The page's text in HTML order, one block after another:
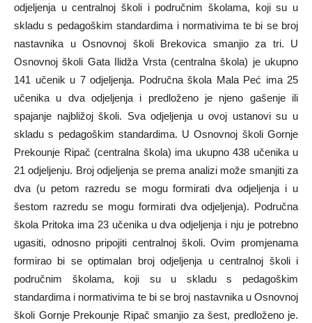
odjeljenja u centralnoj školi i područnim školama, koji su u
skladu s pedagoškim standardima i normativima te bi se broj
nastavnika u Osnovnoj školi Brekovica smanjio za tri. U
Osnovnoj školi Gata Ilidža Vrsta (centralna škola) je ukupno
141 učenik u 7 odjeljenja. Područna škola Mala Peć ima 25
učenika u dva odjeljenja i predloženo je njeno gašenje ili
spajanje najbližoj školi. Sva odjeljenja u ovoj ustanovi su u
skladu s pedagoškim standardima. U Osnovnoj školi Gornje
Prekounje Ripač (centralna škola) ima ukupno 438 učenika u
21 odjeljenju. Broj odjeljenja se prema analizi može smanjiti za
dva (u petom razredu se mogu formirati dva odjeljenja i u
šestom razredu se mogu formirati dva odjeljenja). Područna
škola Pritoka ima 23 učenika u dva odjeljenja i nju je potrebno
ugasiti, odnosno pripojiti centralnoj školi. Ovim promjenama
formirao bi se optimalan broj odjeljenja u centralnoj školi i
područnim školama, koji su u skladu s pedagoškim
standardima i normativima te bi se broj nastavnika u Osnovnoj
školi Gornje Prekounje Ripač smanjio za šest, predloženo je.